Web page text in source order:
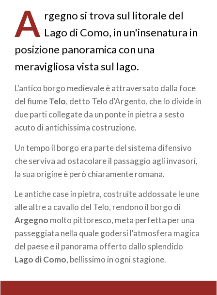
pane
A rgegno si trova sul litorale del
Lago di Como, in un'insenatura in
posizione panoramica con una
meravigliosa vista sul lago.
L'antico borgo medievaleè attraversato dalla foce
del fiumeTelo, detto Telo d'Argento, che lo divide in
due parti collegate da un ponte in pietra a sesto
acuto di antichissima costruzione.
Un tempo il borgo era parte del sistema difensivo
che serviva ad ostacolare il passaggio agli invasori,
la sua origine è però chiaramente romana.
Le antiche case in pietra, costruite addossate le une
alle altre a cavallo del Telo, rendono il borgo di
Argegno molto pittoresco, meta perfetta per una
passeggiata nella quale godersi l'atmosfera magica
del paese e il panorama offerto dallo splendido
Lago di Como, bellissimo in ogni stagione.